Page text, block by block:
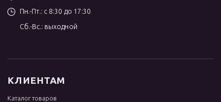
Пн.-Пт.: с 8:30 до 17:30
Сб.-Вс.: выходной
КЛИЕНТАМ
Каталог товаров